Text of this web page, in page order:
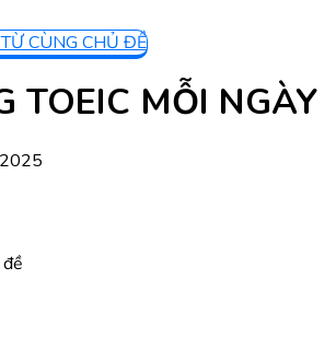
TỪ CÙNG CHỦ ĐỀ
TOEIC MỖI NGÀY